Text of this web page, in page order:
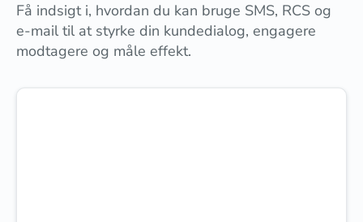
Få indsigt i, hvordan du kan bruge SMS, RCS og
e-mail til at styrke din kundedialog, engagere
modtagere og måle effekt.